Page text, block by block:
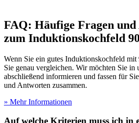
FAQ: Häufige Fragen
zum Induktionskochfeld
Wenn Sie ein gutes Induktionskochfeld mit
Sie genau vergleichen. Wir möchten Sie in
abschließend informieren und fassen für
und Antworten zusammen.
» Mehr Informationen
Auf welche Kriterien muss ich in